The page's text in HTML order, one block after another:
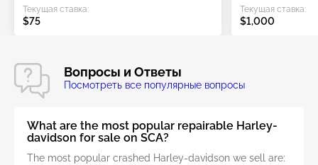
Текущая ставка:
$75
Текущая ставка:
$1,000
Вопросы и Ответы
Посмотреть все популярные вопросы
What are the most popular repairable Harley-
davidson for sale on SCA?
The most popular crashed Harley-davidson we sell are: